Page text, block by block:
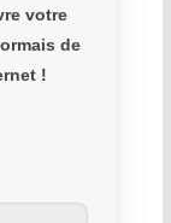
votre
de
!